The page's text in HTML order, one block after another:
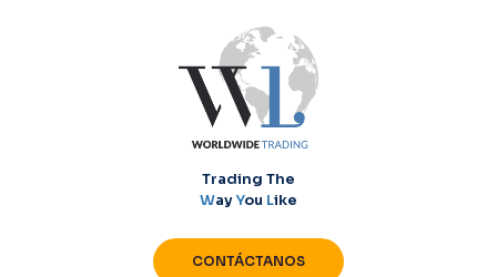
Trading The
WayYou Like
CONTÁCTANOS